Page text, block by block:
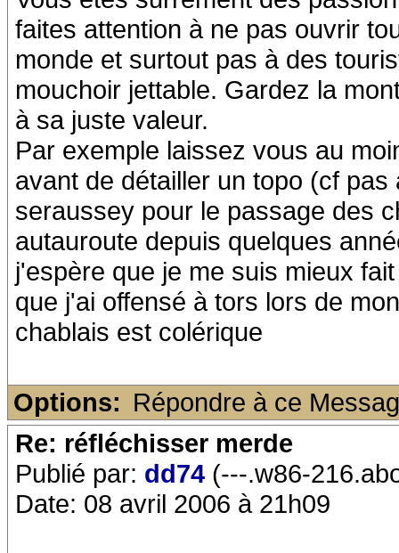
faites attention à ne pas ouvrir
monde et surtout pas à des
mouchoir jettable. Gardez la
à sa juste valeur.
Par exemple laissez vous au
avant de détailler un topo (cf
seraussey pour le passage des
autauroute depuis quelques
j'espère que je me suis mieux
que j'ai offensé à tors lors de
chablais est colérique
Options: Répondre à ce
Re: réfléchisser merde
Publié par: dd74 (---.w86-
Date: 08 avril 2006 à 21h09